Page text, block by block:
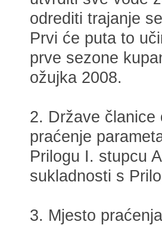
odrediti trajanje
Prvi će puta to
prve sezone
ožujka 2008.
2. Države članice
praćenje
Prilogu I. stupcu
sukladnosti s
3. Mjesto